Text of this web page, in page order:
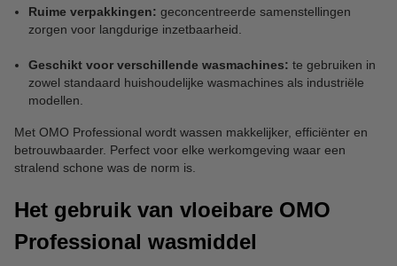
Ruime verpakkingen: geconcentreerde samenstellingen
zorgen voor langdurige inzetbaarheid.
Geschikt voor verschillende wasmachines: te gebruiken in
zowel standaard huishoudelijke wasmachines als industriële
modellen.
Met OMO Professional wordt wassen makkelijker, efficiënter en
betrouwbaarder. Perfect voor elke werkomgeving waar een
stralend schone was de norm is.
Het gebruik van vloeibare OMO
Professional wasmiddel